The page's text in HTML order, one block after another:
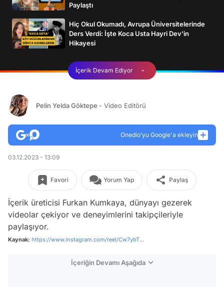
Paylaştı
Hiç Okul Okumadı, Avrupa Üniversitelerinde
Ders Verdi: İşte Koca Usta Hayri Dev'in
Hikayesi
İçerik Devam Ediyor
Pelin Yelda Göktepe - Video Editörü
Onedio’yu Google'a ekleyin
03.12.2023 - 13:09
Favori Yorum Yap Paylaş
İçerik üreticisi Furkan Kumkaya, dünyayı gezerek
videolar çekiyor ve deneyimlerini takipçileriyle
paylaşıyor.
Kaynak: https://www.instagram.com/reel/Cw7ybT...
İçeriğin Devamı Aşağıda